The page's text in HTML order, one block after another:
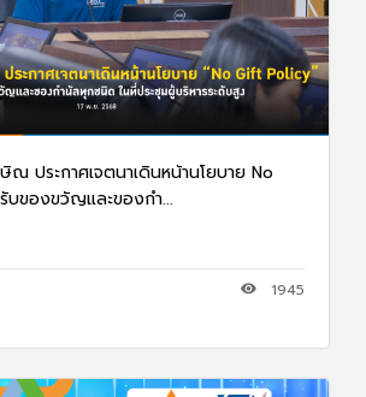
ประกาศเจตนาเดินหน้านโยบาย No
ของขวัญและของกำ...
1945